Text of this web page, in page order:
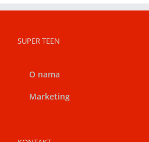
SUPER TEEN
O nama
Marketing